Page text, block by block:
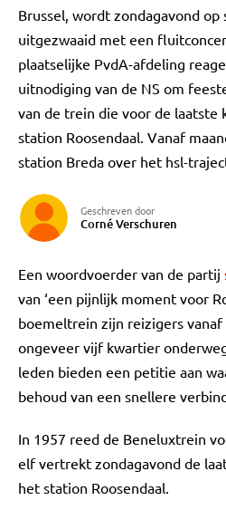
Brussel, wordt zondagavond op
uitgezwaaid met een
plaatselijke PvdA-afdeling
uitnodiging van de NS om
van de trein die voor de laatste
station Roosendaal. Vanaf
station Breda over het hsl-
Geschreven door
Corné Verschuren
Een woordvoerder van de partij
van ‘een pijnlijk moment voor
boemeltrein zijn reizigers vanaf
ongeveer vijf kwartier
leden bieden een petitie aan
behoud van een snellere
In 1957 reed de Beneluxtrein
elf vertrekt zondagavond de
het station Roosendaal.